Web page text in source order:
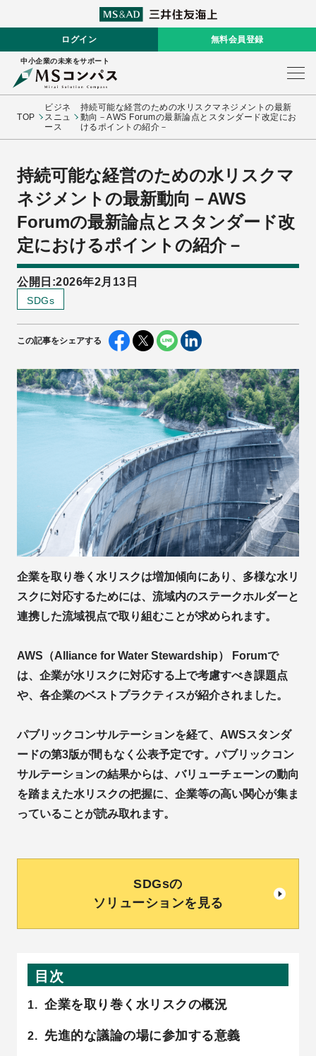
ログイン 無料会員登録
中小企業の未来をサポート
TOP
ビジネ
スニュ
ース
持続可能な経営のための水リスクマネジメントの最新
動向－AWS Forumの最新論点とスタンダード改定にお
けるポイントの紹介－
持続可能な経営のための水リスクマ
ネジメントの最新動向－AWS
Forumの最新論点とスタンダード改
定におけるポイントの紹介－
公開日:2026年2月13日
SDGs
この記事をシェアする
企業を取り巻く水リスクは増加傾向にあり、多様な水リ
スクに対応するためには、流域内のステークホルダーと
連携した流域視点で取り組むことが求められます。
AWS（Alliance for Water Stewardship） Forumで
は、企業が水リスクに対応する上で考慮すべき課題点
や、各企業のベストプラクティスが紹介されました。
パブリックコンサルテーションを経て、AWSスタンダ
ードの第3版が間もなく公表予定です。パブリックコン
サルテーションの結果からは、バリューチェーンの動向
を踏まえた水リスクの把握に、企業等の高い関心が集ま
っていることが読み取れます。
SDGsの
ソリューションを見る
目次
企業を取り巻く水リスクの概況
先進的な議論の場に参加する意義